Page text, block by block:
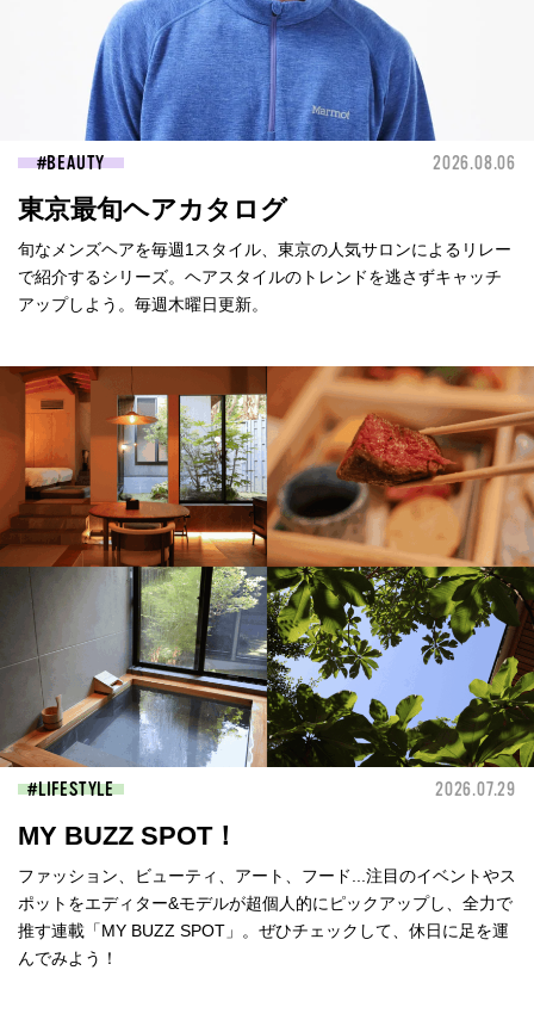
BEAUTY 2026.08.06
東京最旬ヘアカタログ
旬なメンズヘアを毎週1スタイル、東京の人気サロンによるリレー
で紹介するシリーズ。ヘアスタイルのトレンドを逃さずキャッチ
アップしよう。毎週木曜日更新。
LIFESTYLE 2026.07.29
MY BUZZ SPOT！
ファッション、ビューティ、アート、フード...注目のイベントやス
ポットをエディター&モデルが超個人的にピックアップし、全力で
推す連載「MY BUZZ SPOT」。ぜひチェックして、休日に足を運
んでみよう！